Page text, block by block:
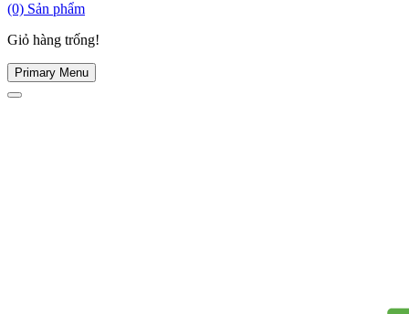
(0) Sản phẩm
Giỏ hàng trống!
Primary Menu